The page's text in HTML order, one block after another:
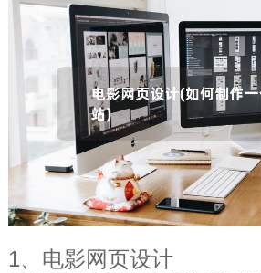
1、电影网页设计